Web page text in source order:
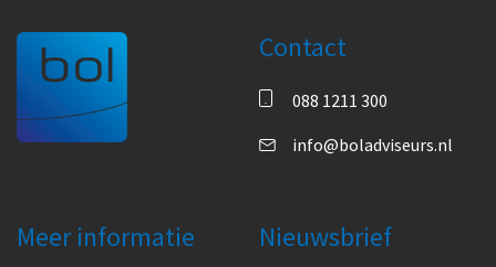
Contact
088 1211 300
info@boladviseurs.nl
Meer informatie Nieuwsbrief